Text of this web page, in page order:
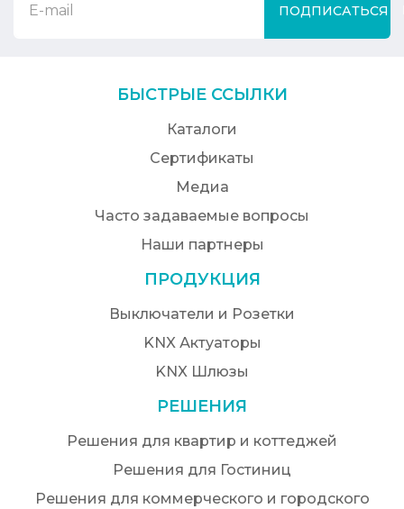
ПОДПИСАТЬСЯ
БЫСТРЫЕ ССЫЛКИ
Каталоги
Сертификаты
Медиа
Часто задаваемые вопросы
Наши партнеры
ПРОДУКЦИЯ
Выключатели и Розетки
KNX Актуаторы
KNX Шлюзы
РЕШЕНИЯ
Решения для квартир и коттеджей
Решения для Гостиниц
Решения для коммерческого и городского